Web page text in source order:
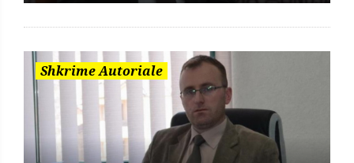
Shkrime Autoriale